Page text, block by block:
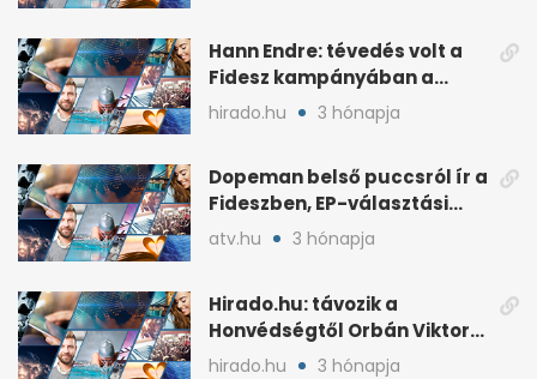
Hann Endre: tévedés volt a
Fidesz kampányában a
háborús veszély
hirado.hu 3 hónapja
Dopeman belső puccsról ír a
Fideszben, EP-választási
árral
atv.hu 3 hónapja
Hirado.hu: távozik a
Honvédségtől Orbán Viktor
fia, Orbán Gáspár
hirado.hu 3 hónapja